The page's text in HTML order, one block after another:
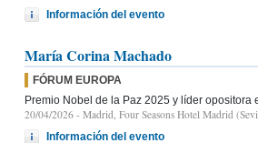
Información del evento
María Corina Machado
FÓRUM EUROPA
Premio Nobel de la Paz 2025 y líder opositora
20/04/2026 - Madrid, Four Seasons Hotel Madrid
Información del evento